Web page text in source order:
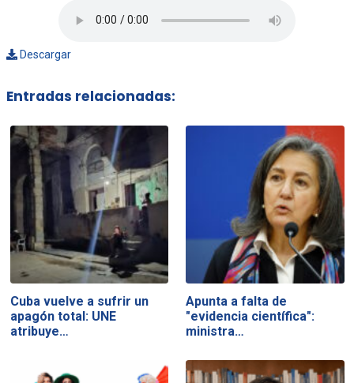
Descargar
Entradas relacionadas:
Cuba vuelve a sufrir un
apagón total: UNE
atribuye…
Apunta a falta de
"evidencia científica":
ministra…